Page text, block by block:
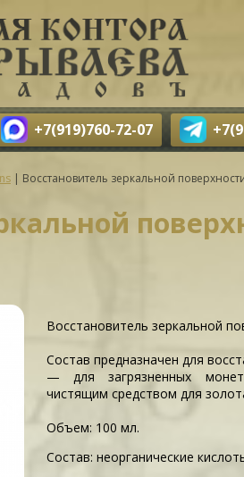
+7(919)760-72-07
| Восстановитель зеркальной
Восстановитель зеркальной
Состав предназначен для
— для загрязненных монет
чистящим средством для
Объем: 100 мл.
Состав: неорганические